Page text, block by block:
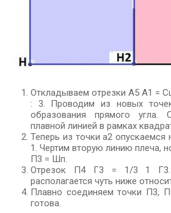
Откладываем отрезки А5 А1 =
: 3. Проводим из новых
образования прямого
плавной линией в рамках
Теперь из точки а2 опускаемся
1. Чертим вторую линию плеча,
П3 = Шп.
Отрезок П4 Г3 = 1/3 1
располагается чуть ниже
Плавно соединяем точки П3,
готова.